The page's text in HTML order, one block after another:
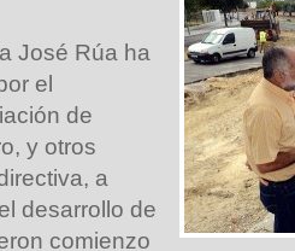
José Rúa ha
el
de
y otros
a
desarrollo de
comienzo